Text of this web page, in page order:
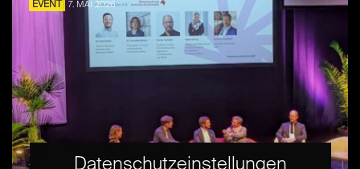
EVENT 7. MAI 2026
Destination Check: German Creative
Datenschutzeinstellungen